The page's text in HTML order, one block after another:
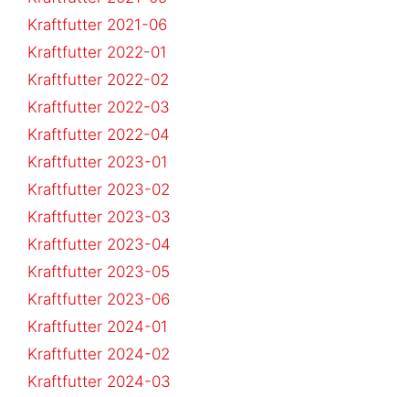
Kraftfutter 2021-06
Kraftfutter 2022-01
Kraftfutter 2022-02
Kraftfutter 2022-03
Kraftfutter 2022-04
Kraftfutter 2023-01
Kraftfutter 2023-02
Kraftfutter 2023-03
Kraftfutter 2023-04
Kraftfutter 2023-05
Kraftfutter 2023-06
Kraftfutter 2024-01
Kraftfutter 2024-02
Kraftfutter 2024-03